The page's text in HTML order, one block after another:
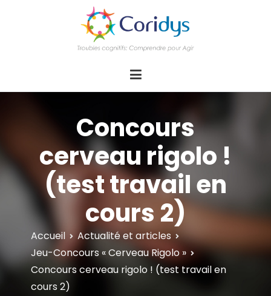
d'actions Information Accompagnement
Innovation/E­xpertise Formations autour des
Concours
cerveau rigolo !
(test travail en
cours 2)
Accueil
Actualité et articles
Jeu-Concours « Cerveau Rigolo »
Concours cerveau rigolo ! (test travail en
cours 2)